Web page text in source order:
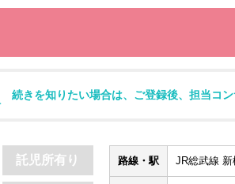
続きを知りたい場合は、ご登録後、担当コ
託児所有り 路線・駅 JR総武線